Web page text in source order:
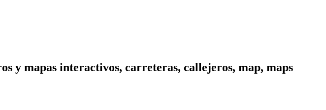
y mapas interactivos, carreteras, callejeros, map, maps